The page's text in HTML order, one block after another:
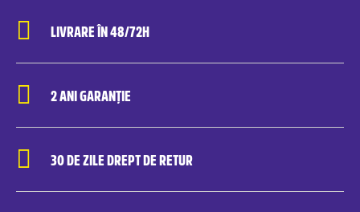
LIVRARE ÎN 48/72H
2 ANI GARANȚIE
30 DE ZILE DREPT DE RETUR